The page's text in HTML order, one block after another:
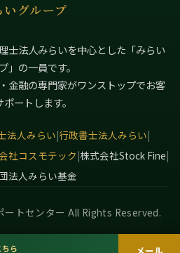
いグループ
士法人みらいを中心とした「みらい
」の一員です。
金融の専門家がワンストップでお客
ートします。
法人みらい|行政書士法人みらい|
社コスモテック |株式会社Stock Fine|
法人みらい基金
トセンター All Rights Reserved.
ら メール